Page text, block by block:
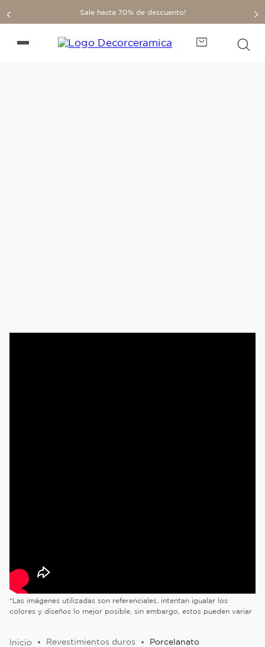
Sale hasta 70% de descuento!
*Las imágenes utilizadas son referenciales, intentan igualar los
colores y diseños lo mejor posible, sin embargo, estos pueden variar
Revestimientos duros Porcelanato